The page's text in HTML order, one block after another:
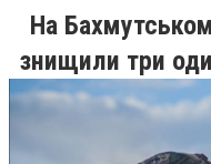
На
знищили три